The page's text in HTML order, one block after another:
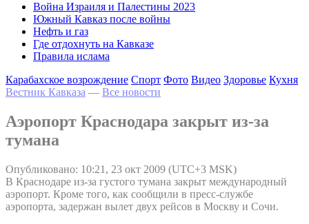
Война Израиля и Палестины 2023
Южный Кавказ после войны
Нефть и газ
Где отдохнуть на Кавказе
Правила ислама
Карабахское возрождение Спорт Фото Видео Здоровье Кухня
Вестник Кавказа — Все новости
Аэропорт Краснодара закрыт из-за
тумана
Опубликовано: 10:21, 23 окт 2009 (UTC+3 MSK)
В Краснодаре из-за густого тумана закрыт международный
аэропорт. Кроме того, как сообщили в пресс-службе
аэропорта, задержан вылет двух рейсов в Москву и Сочи.